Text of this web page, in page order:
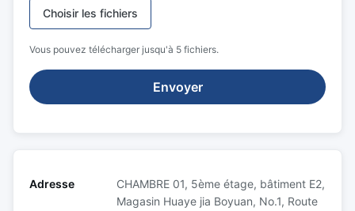
Choisir les fichiers
Vous pouvez télécharger jusqu'à 5 fichiers.
Envoyer
Adresse
CHAMBRE 01, 5ème étage, bâtiment E2,
Magasin Huaye jia Boyuan, No.1, Route